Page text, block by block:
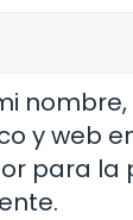
y web
para la